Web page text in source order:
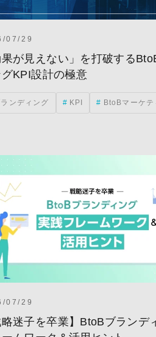
07/29
果が見えない」を打破する
グKPI設計の極意
ンディング KPI BtoBマーケテ
07/29
略迷子を卒業】BtoBブランデ